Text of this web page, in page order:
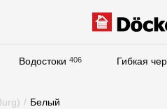
Водостоки 406 Гибкая
/ Белый